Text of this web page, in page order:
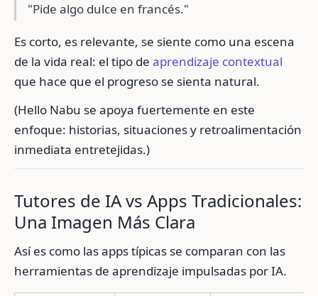
"Pide algo dulce en francés."
Es corto, es relevante, se siente como una escena
de la vida real: el tipo de aprendizaje contextual
que hace que el progreso se sienta natural.
(Hello Nabu se apoya fuertemente en este
enfoque: historias, situaciones y retroalimentación
inmediata entretejidas.)
Tutores de IA vs Apps Tradicionales:
Una Imagen Más Clara
Así es como las apps típicas se comparan con las
herramientas de aprendizaje impulsadas por IA.